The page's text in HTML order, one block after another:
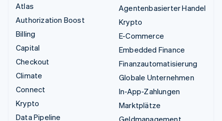
Atlas
Authorization Boost
Billing
Capital
Checkout
Climate
Connect
Krypto
Data Pipeline
Agentenbasierter Handel
Krypto
E-Commerce
Embedded Finance
Finanzautomatisierung
Globale Unternehmen
In-App-Zahlungen
Marktplätze
Geldmanagement